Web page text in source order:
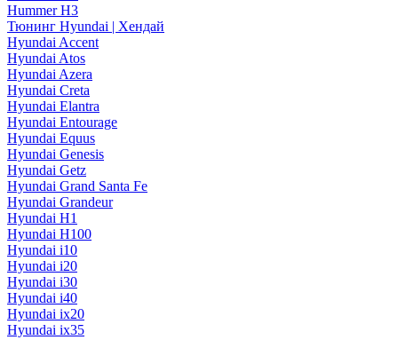
Hummer H3
Тюнинг Hyundai | Хендай
Hyundai Accent
Hyundai Atos
Hyundai Azera
Hyundai Creta
Hyundai Elantra
Hyundai Entourage
Hyundai Equus
Hyundai Genesis
Hyundai Getz
Hyundai Grand Santa Fe
Hyundai Grandeur
Hyundai H1
Hyundai H100
Hyundai i10
Hyundai i20
Hyundai i30
Hyundai i40
Hyundai ix20
Hyundai ix35